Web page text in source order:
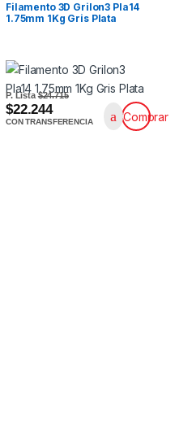
Filamento 3D Grilon3 Pla14
1.75mm 1Kg Gris Plata
P. Lista$24.715
$22.244
CON TRANSFERENCIA Comprar